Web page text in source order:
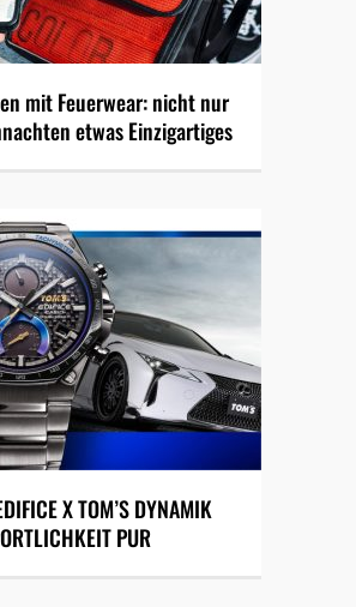
mit Feuerwear: nicht nur
etwas Einzigartiges
X TOM’S DYNAMIK
PUR